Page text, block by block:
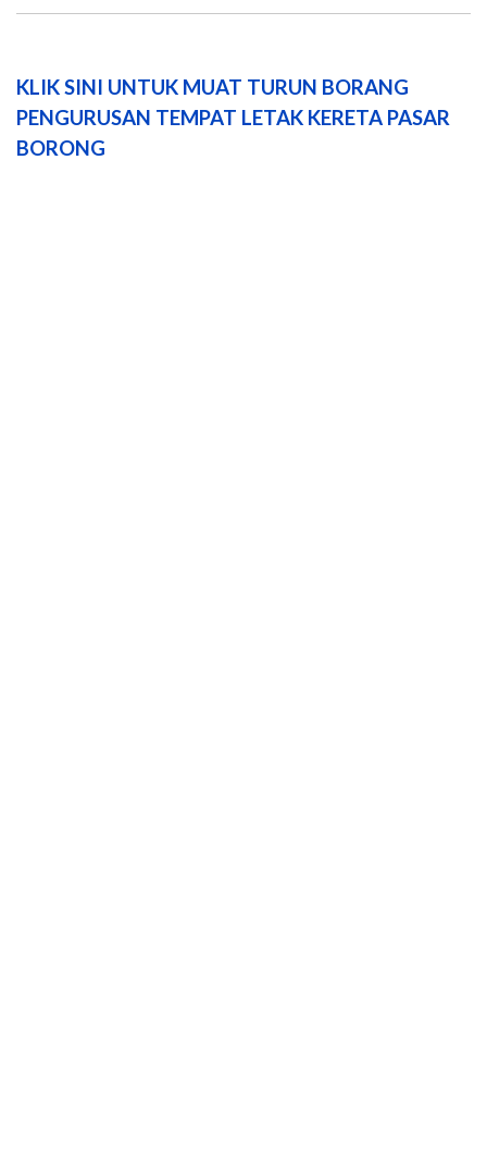
KLIK SINI UNTUK MUAT TURUN BORANG
PENGURUSAN TEMPAT LETAK KERETA PASAR
BORONG